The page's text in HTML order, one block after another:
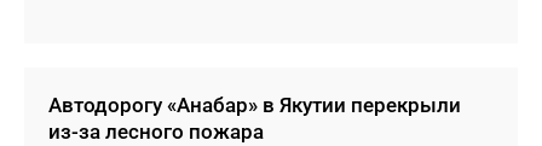
Автодорогу «Анабар» в Якутии перекрыли
из-за лесного пожара